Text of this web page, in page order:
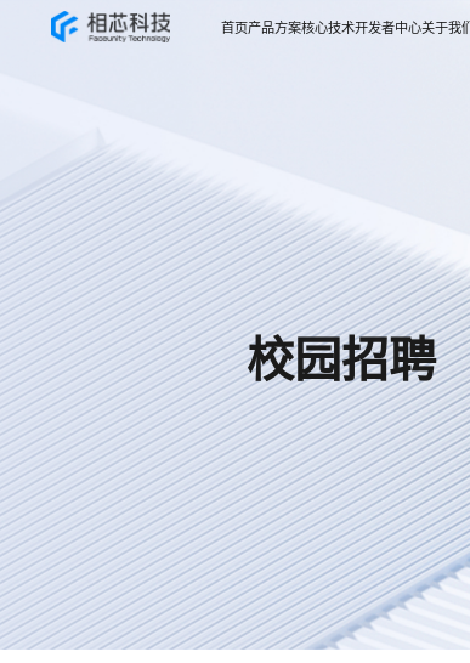
首页产品方案核心技术开发者中心关于我们
校园招聘